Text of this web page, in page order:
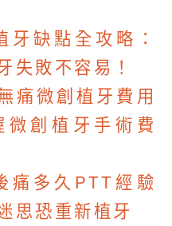
牙缺點全攻略：
失敗不容易！
痛微創植牙費用
創植牙手術費
痛多久PTT經驗
思恐重新植牙